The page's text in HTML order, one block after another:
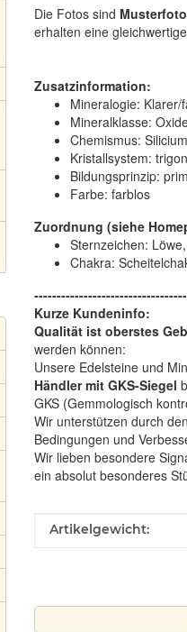
Die Fotos sind
erhalten eine
Zusatzinformation:
Mineralogie:
Mineralklasse:
Chemismus:
Kristallsystem:
Bildungsprinzip:
Farbe: farblos
Zuordnung (siehe
Sternzeichen:
Chakra:
Kurze Kundeninfo:
Qualität ist oberstes
werden können:
Unsere Edelsteine und
Händler mit GKS-Siegel
GKS (Gemmologisch
Wir unterstützen durch
Bedingungen und
Wir lieben besondere
ein absolut besonderes
Produkteigenschaft
Wert
Artikelgewicht: